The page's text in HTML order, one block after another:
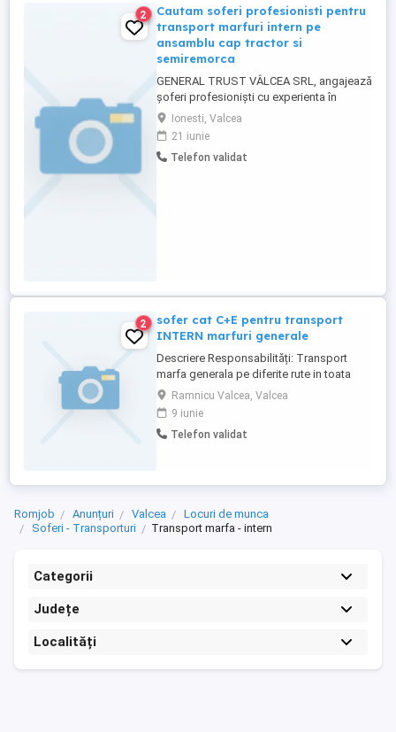
2
Cautam soferi profesionisti pentru
transport marfuri intern pe
ansamblu cap tractor si
semiremorca
GENERAL TRUST VÂLCEA SRL, angajează
șoferi profesioniști cu experienta în
conducere ansamblu - cap tractor și
semiremorca.
Ionesti, Valcea
21 iunie
Telefon validat
2
sofer cat C+E pentru transport
INTERN marfuri generale
Descriere Responsabilități: Transport
marfa generala pe diferite rute in toata
Romania. Plecarea se face din ARAD.
Transport sigur si eficient al marfurilor
catre clientii nostri. Respectarea rutelor si
a termenelor de livrare conform planificarii
Ramnicu Valcea, Valcea
9 iunie
Telefon validat
Romjob Anunțuri Valcea
Locuri de munca
Soferi - Transporturi
Transport marfa - intern
Categorii
Județe
Localități